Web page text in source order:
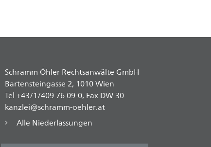
Schramm Öhler Rechtsanwälte GmbH
Bartensteingasse 2, 1010 Wien
Tel +43/1/409 76 09-0, Fax DW 30
kanzlei@schramm-oehler.at
Alle Niederlassungen